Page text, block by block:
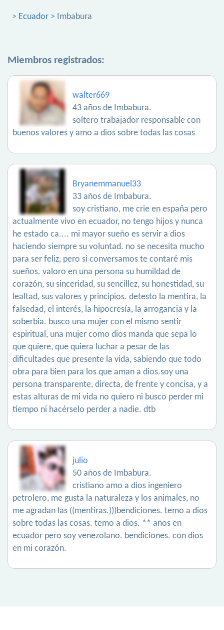
> Ecuador > Imbabura
Miembros registrados:
walter669
43 años de Imbabura.
soltero trabajador responsable con
buenos valores y amo a dios sobre todas las cosas
Bryanemmanuel33
33 años de Imbabura.
soy cristiano, me crie en españa pero
actualmente vivo en ecuador, no tengo hijos y nunca
he estado ca.... mi mayor sueño es servir a dios
haciendo siempre su voluntad. no se necesita mucho
para ser feliz, pero si conversamos te contaré mis
sueños. valoro en una persona su humildad de
corazón, su sinceridad, su sencillez, su honestidad, su
lealtad, sus valores y principios. detesto la mentira, la
falsedad, el interés, la hipocresía, la arrogancia y la
soberbia. busco una mujer con el mismo sentir
espiritual, una mujer como dios manda que sepa lo
que quiere, que quiera luchar a pesar de las
dificultades que presente la vida, sabiendo que todo
obra para bien para los que aman a dios.soy una
persona transparente, directa, de frente y concisa, y a
estas alturas de mi vida no quiero ni busco perder mi
tiempo ni hacérselo perder a nadie. dtb
julio
50 años de Imbabura.
cristiano amo a dios ingeniero
petrolero, me gusta la naturaleza y los animales, no
me agradan las ((mentiras.)))bendiciones. temo a dios
sobre todas las cosas. temo a dios. ** años en
ecuador pero soy venezolano. bendiciones. con dios
en mi corazón.